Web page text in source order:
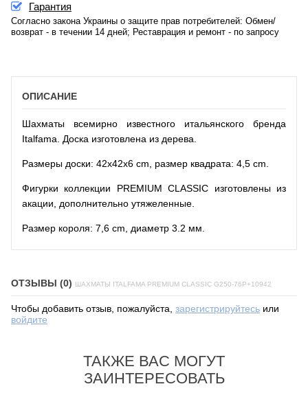
Гарантия
Согласно закона Украины о защите прав потребителей: Обмен/
возврат - в течении 14 дней; Реставрация и ремонт - по запросу
ОПИСАНИЕ
Шахматы всемирно известного итальянского бренда
Italfama. Доска изготовлена из дерева.
Размеры доски: 42x42x6 cm, размер квадрата: 4,5 cm.
Фигурки коллекции PREMIUM CLASSIC изготовлены из
акации, дополнительно утяжеленные.
Размер короля: 7,6 cm, диаметр 3.2 мм.
ОТЗЫВЫ (0) ШАХМАТЫ ITALFAMA PREMIUM CLASSIC G250-76P+10942
Чтобы добавить отзыв, пожалуйста, зарегистрируйтесь или
войдите
ТАКЖЕ ВАС МОГУТ
ЗАИНТЕРЕСОВАТЬ